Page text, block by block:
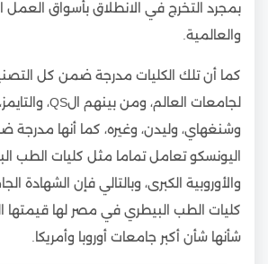
بمجرد التخرج في الانطلاق بأسواق العمل
والعالمية.
كما أن تلك الكليات مدرجة ضمن كل
وشنغهاي، وليدن، وغيره، كما أنها مدرجة
اليونسكو تعامل تماما مثل كليات الطب
والأوروبية الكبرى، وبالتالي فإن الشهادة
كليات الطب البيطري في مصر لها قيمتها
شأنها شأن أكبر جامعات أوروبا وأمريكا.